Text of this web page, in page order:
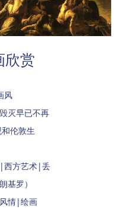
欣赏
风
灭早已不再
伦敦生
|西方艺术|丢
基罗）
情|绘画